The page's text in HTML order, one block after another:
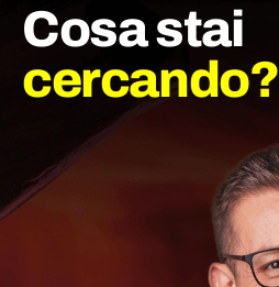
Cosa stai
cercando?